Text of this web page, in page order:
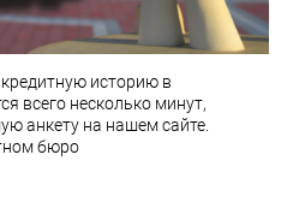
историю в
всего несколько минут,
анкету на нашем сайте.
бюро